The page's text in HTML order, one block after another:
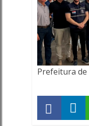
Prefeitura